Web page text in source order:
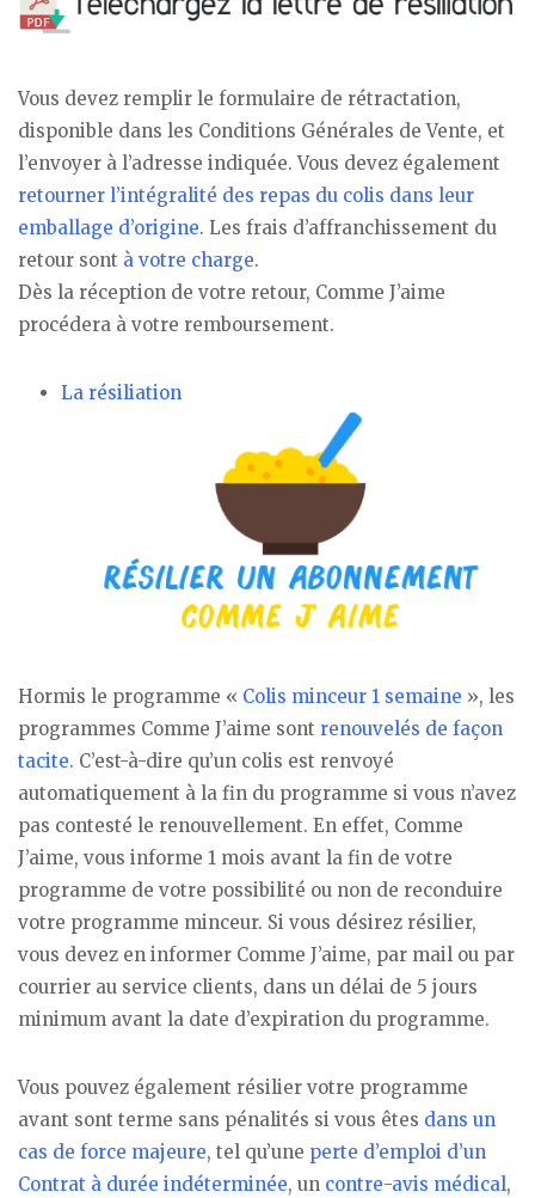
Vous devez remplir le formulaire de rétractation,
disponible dans les Conditions Générales de Vente, et
l’envoyer à l’adresse indiquée. Vous devez également
retourner l’intégralité des repas du colis dans leur
emballage d’origine. Les frais d’affranchissement du
retour sont à votre charge.
Dès la réception de votre retour, Comme J’aime
procédera à votre remboursement.
La résiliation
Hormis le programme « Colis minceur 1 semaine », les
programmes Comme J’aime sont renouvelés de façon
tacite. C’est-à-dire qu’un colis est renvoyé
automatiquement à la fin du programme si vous n’avez
pas contesté le renouvellement. En effet, Comme
J’aime, vous informe 1 mois avant la fin de votre
programme de votre possibilité ou non de reconduire
votre programme minceur. Si vous désirez résilier,
vous devez en informer Comme J’aime, par mail ou par
courrier au service clients, dans un délai de 5 jours
minimum avant la date d’expiration du programme.
Vous pouvez également résilier votre programme
avant sont terme sans pénalités si vous êtes dans un
cas de force majeure, tel qu’une perte d’emploi d’un
Contrat à durée indéterminée, un contre-avis médical,